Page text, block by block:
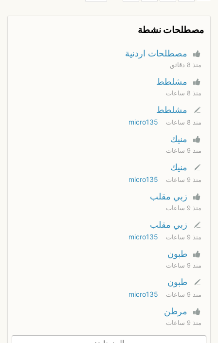
مصطلحات نشطة
مصطلحات اردنية
منذ 8 دقائق
مشلطط
منذ 8 ساعات
مشلطط
منذ 8 ساعات micro135
منيك
منذ 9 ساعات
منيك
منذ 9 ساعات micro135
زبي مقلب
منذ 9 ساعات
زبي مقلب
منذ 9 ساعات micro135
طبون
منذ 9 ساعات
طبون
منذ 9 ساعات micro135
مرطن
منذ 9 ساعات